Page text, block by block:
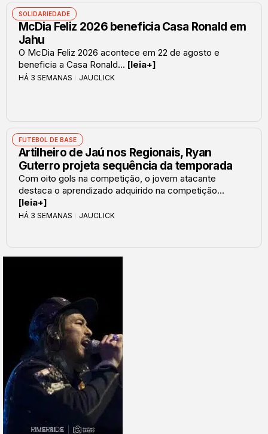
SOLIDARIEDADE
McDia Feliz 2026 beneficia Casa Ronald em
Jahu
O McDia Feliz 2026 acontece em 22 de agosto e
beneficia a Casa Ronald... [leia+]
HÁ 3 SEMANAS JAUCLICK
FUTEBOL DE BASE
Artilheiro de Jaú nos Regionais, Ryan
Guterro projeta sequência da temporada
Com oito gols na competição, o jovem atacante
destaca o aprendizado adquirido na competição...
[leia+]
HÁ 3 SEMANAS JAUCLICK